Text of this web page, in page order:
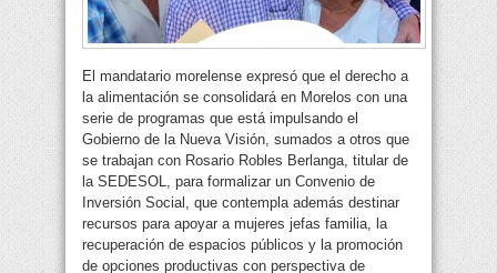
El mandatario morelense expresó que el derecho a
la alimentación se consolidará en Morelos con una
serie de programas que está impulsando el
Gobierno de la Nueva Visión, sumados a otros que
se trabajan con Rosario Robles Berlanga, titular de
la SEDESOL, para formalizar un Convenio de
Inversión Social, que contempla además destinar
recursos para apoyar a mujeres jefas familia, la
recuperación de espacios públicos y la promoción
de opciones productivas con perspectiva de